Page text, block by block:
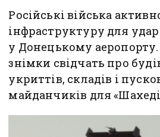
Російські війська
інфраструктуру для
у Донецькому
знімки свідчать про
укриттів, складів і
майданчиків для